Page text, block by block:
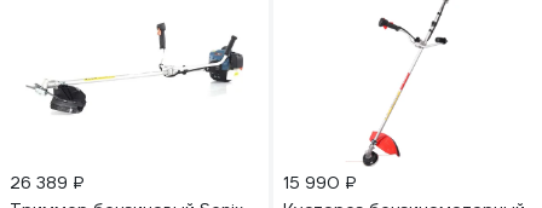
26 389 ₽
15 990 ₽